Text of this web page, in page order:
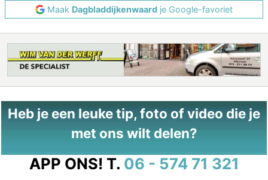
Maak Dagbladdijkenwaard je Google-favoriet
Heb je een leuke tip, foto of video die je
met ons wilt delen?
APP ONS! T. 06 - 574 71 321